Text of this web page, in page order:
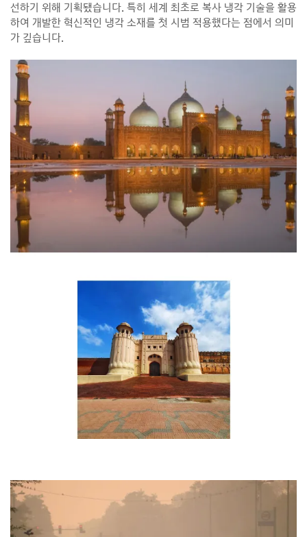
선하기 위해 기획됐습니다. 특히 세계 최초로 복사 냉각 기술을 활용
하여 개발한 혁신적인 냉각 소재를 첫 시범 적용했다는 점에서 의미
가 깊습니다.